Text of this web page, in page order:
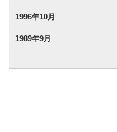
1996年10月
1989年9月